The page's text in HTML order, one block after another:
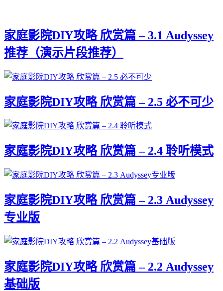
家庭影院DIY攻略 欣赏篇 – 3.1 Audyssey
推荐（演示片段推荐）
家庭影院DIY攻略 欣赏篇 – 2.5 必不可少
家庭影院DIY攻略 欣赏篇 – 2.4 聆听模式
家庭影院DIY攻略 欣赏篇 – 2.3 Audyssey
专业版
家庭影院DIY攻略 欣赏篇 – 2.2 Audyssey
基础版